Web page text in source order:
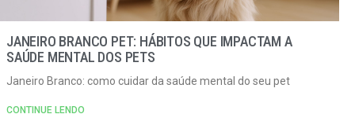
JANEIRO BRANCO PET: HÁBITOS QUE IMPACTAM A
SAÚDE MENTAL DOS PETS
Janeiro Branco: como cuidar da saúde mental do seu pet
CONTINUE LENDO